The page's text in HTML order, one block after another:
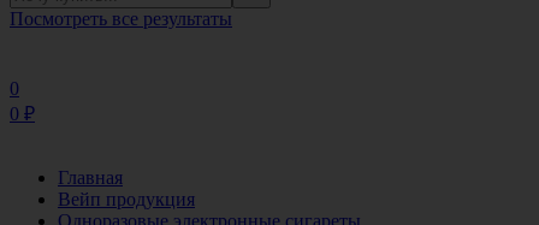
Посмотреть все результаты
0
0 ₽
Главная
Вейп продукция
Одноразовые электронные сигареты